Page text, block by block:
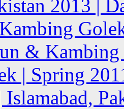
2013 |
& Kambing
| Spring